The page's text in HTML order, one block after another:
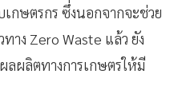
กษตรกร ซึ่งนอกจากจะช่วย
าง Zero Waste แล้ว ยัง
ลผลิตทางการเกษตรให้มี